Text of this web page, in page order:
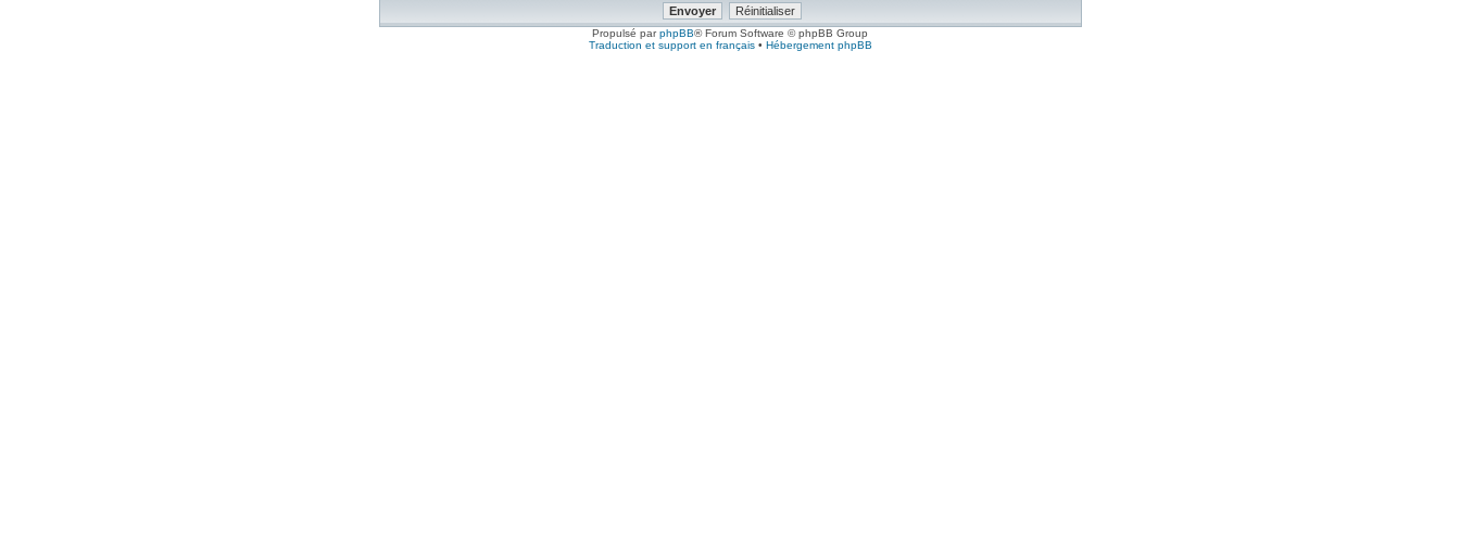
Propulsé parphpBB® Forum Software © phpBB Group
Traduction et support en français• Hébergement phpBB